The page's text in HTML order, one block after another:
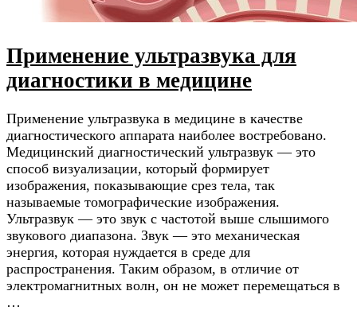
Применение ультразвука для
диагностики в медицине
Применение ультразвука в медицине в качестве
диагностического аппарата наиболее востребовано.
Медицинский диагностический ультразвук — это
способ визуализации, который формирует
изображения, показывающие срез тела, так
называемые томографические изображения.
Ультразвук — это звук с частотой выше слышимого
звукового диапазона. Звук — это механическая
энергия, которая нуждается в среде для
распространения. Таким образом, в отличие от
электромагнитных волн, он не может перемещаться в
…